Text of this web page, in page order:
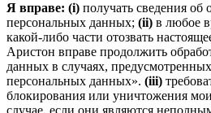
Я вправе: (i) получать сведения об
персональных данных; (ii) в любое
какой-либо части отозвать
Аристон вправе продолжить
данных в случаях,
персональных данных». (iii)
блокирования или уничтожения
случае, если они являются